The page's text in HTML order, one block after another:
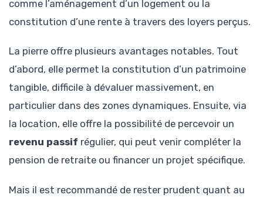
comme l’aménagement d’un logement ou la
constitution d’une rente à travers des loyers perçus.
La pierre offre plusieurs avantages notables. Tout
d’abord, elle permet la constitution d’un patrimoine
tangible, difficile à dévaluer massivement, en
particulier dans des zones dynamiques. Ensuite, via
la location, elle offre la possibilité de percevoir un
revenu passif régulier, qui peut venir compléter la
pension de retraite ou financer un projet spécifique.
Mais il est recommandé de rester prudent quant au